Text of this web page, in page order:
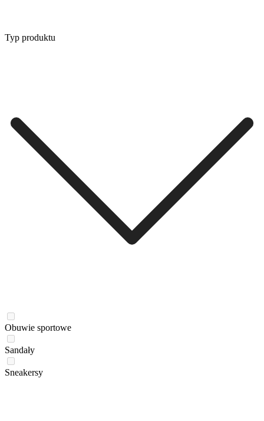
Typ produktu
Obuwie sportowe
Sandały
Sneakersy